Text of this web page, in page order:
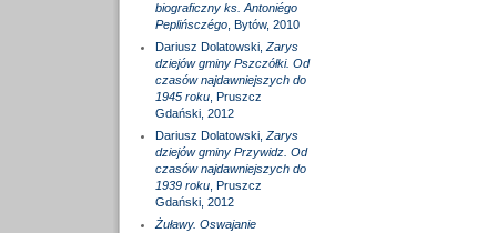
biograficzny ks. Antoniégo
Peplińsczégo, Bytów, 2010
Dariusz Dolatowski, Zarys
dziejów gminy Pszczółki. Od
czasów najdawniejszych do
1945 roku, Pruszcz
Gdański, 2012
Dariusz Dolatowski, Zarys
dziejów gminy Przywidz. Od
czasów najdawniejszych do
1939 roku, Pruszcz
Gdański, 2012
Żuławy. Oswajanie